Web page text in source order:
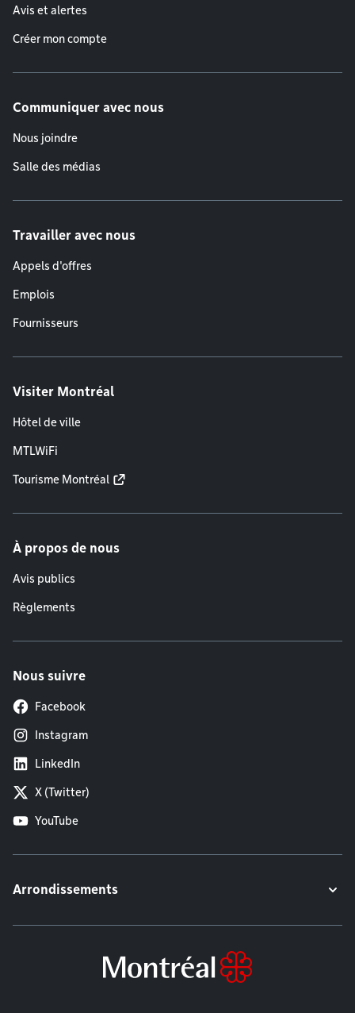
Avis et alertes
Créer mon compte
Communiquer avec nous
Nous joindre
Salle des médias
Travailler avec nous
Appels d'offres
Emplois
Fournisseurs
Visiter Montréal
Hôtel de ville
MTLWiFi
Tourisme Montréal
À propos de nous
Avis publics
Règlements
Nous suivre
Facebook
Instagram
LinkedIn
X (Twitter)
YouTube
Arrondissements